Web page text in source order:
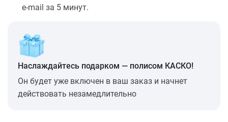
e-mail за 5 минут.
Наслаждайтесь подарком — полисом КАСКО!
Он будет уже включен в ваш заказ и начнет
действовать незамедлительно